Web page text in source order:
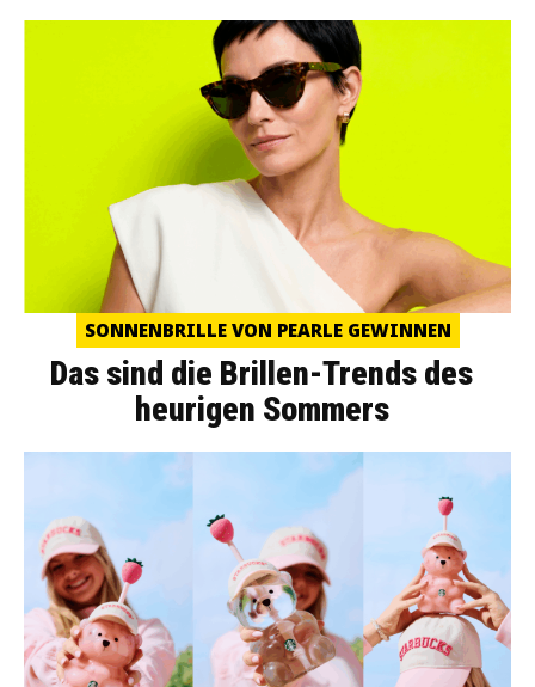
SONNENBRILLE VON PEARLE GEWINNEN
Das sind die Brillen-Trends des
heurigen Sommers